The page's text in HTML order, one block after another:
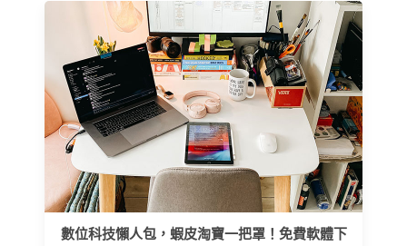
數位科技懶人包，蝦皮淘寶一把罩！免費軟體下